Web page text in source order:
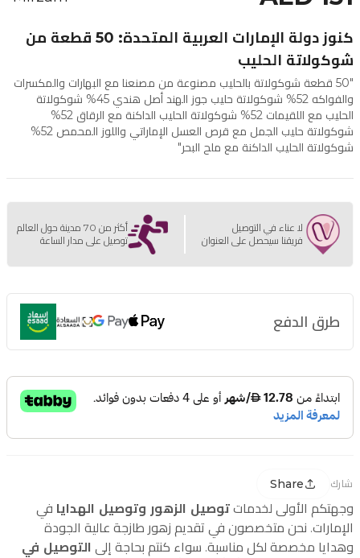
كنوز دولة الإمارات العربية المتحدة: 50 قطعة من
شوكولاتة الحليب
"50 قطعة شوكولاتة بالحليب مصنوعة من مصنعنا مع البهارات والمكسرات
والفواكه 52% شوكولاتة حليب جوز الهند أصل هندي 45% شوكولاتة
الحليب مع اللقيمات 52% شوكولاتة الحليب الداكنة مع الرقاق 52%
شوكولاتة حليب الجمل مع قرص العسل الإماراتي واللوز المحمص 52%
شوكولاتة الحليب الداكنة مع ملح البحر"
لا عناء في التوصيل
فريقنا سيحصل على العنوان
أكثر من 70 مدينة حول العالم
توصيل على مدار الساعة
طرق الدفع
شارك Share
وجهتكم الأولى لخدمات توصيل الزهور وتوصيل الهدايا في
الإمارات. نحن متخصصون في تقديم زهور طازجة عالية الجودة
وهدايا مخصصة لكل مناسبة. سواء كنتم بحاجة إلى التوصيل في